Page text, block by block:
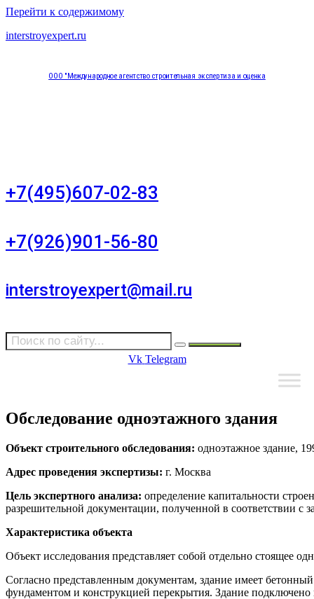
Перейти к содержимому
interstroyexpert.ru
ООО "Международное агентство строительная экспертиза и оценка
+7(495)607-02-83
+7(926)901-56-80
interstroyexpert@mail.ru
Vk Telegram
Обследование одноэтажного здания
Объект строительного обследования: одноэтажное здание,
Адрес проведения экспертизы: г. Москва
Цель экспертного анализа: определение капитальности
разрешительной документации, полученной в соответствии с
Характеристика объекта
Объект исследования представляет собой отдельно стоящее
Согласно представленным документам, здание имеет
фундаментом и конструкцией перекрытия. Здание подключено